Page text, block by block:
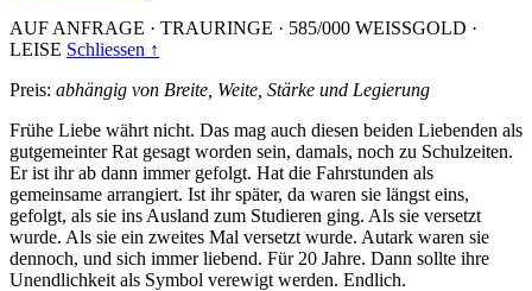
AUF ANFRAGE · TRAURINGE · 585/000 WEISSGOLD ·
LEISE Schliessen ↑
Preis: abhängig von Breite, Weite, Stärke und Legierung
Frühe Liebe währt nicht. Das mag auch diesen beiden Liebenden als
gutgemeinter Rat gesagt worden sein, damals, noch zu Schulzeiten.
Er ist ihr ab dann immer gefolgt. Hat die Fahrstunden als
gemeinsame arrangiert. Ist ihr später, da waren sie längst eins,
gefolgt, als sie ins Ausland zum Studieren ging. Als sie versetzt
wurde. Als sie ein zweites Mal versetzt wurde. Autark waren sie
dennoch, und sich immer liebend. Für 20 Jahre. Dann sollte ihre
Unendlichkeit als Symbol verewigt werden. Endlich.